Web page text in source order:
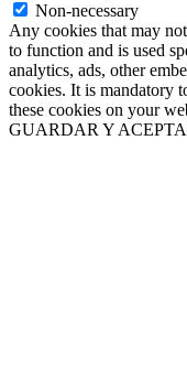
Non-necessary
Any cookies that may
to function and is used
analytics, ads, other
cookies. It is mandatory
these cookies on your
GUARDAR Y